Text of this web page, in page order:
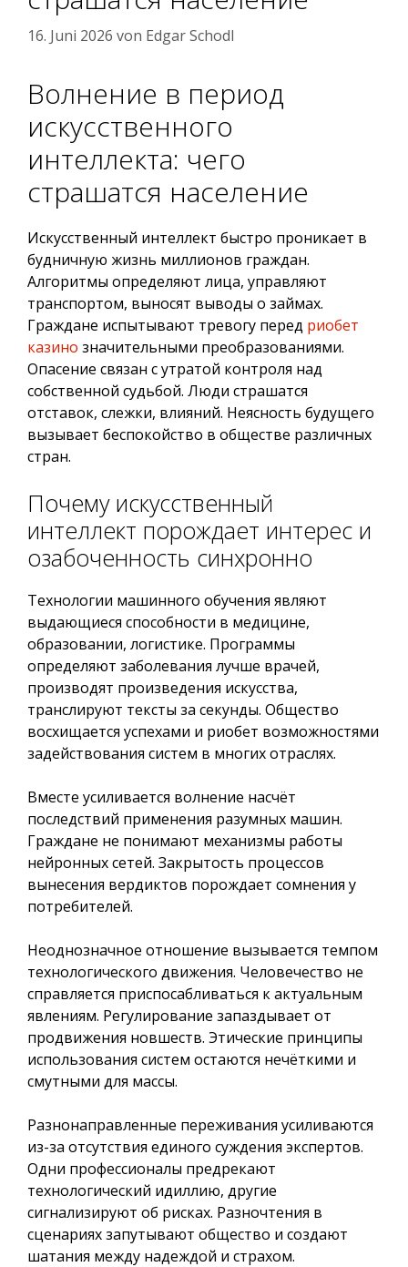
16. Juni 2026 von Edgar Schodl
Волнение в период
искусственного
интеллекта: чего
страшатся население
Искусственный интеллект быстро проникает в
будничную жизнь миллионов граждан.
Алгоритмы определяют лица, управляют
транспортом, выносят выводы о займах.
Граждане испытывают тревогу перед риобет
казино значительными преобразованиями.
Опасение связан с утратой контроля над
собственной судьбой. Люди страшатся
отставок, слежки, влияний. Неясность будущего
вызывает беспокойство в обществе различных
стран.
Почему искусственный
интеллект порождает интерес и
озабоченность синхронно
Технологии машинного обучения являют
выдающиеся способности в медицине,
образовании, логистике. Программы
определяют заболевания лучше врачей,
производят произведения искусства,
транслируют тексты за секунды. Общество
восхищается успехами и риобет возможностями
задействования систем в многих отраслях.
Вместе усиливается волнение насчёт
последствий применения разумных машин.
Граждане не понимают механизмы работы
нейронных сетей. Закрытость процессов
вынесения вердиктов порождает сомнения у
потребителей.
Неоднозначное отношение вызывается темпом
технологического движения. Человечество не
справляется приспосабливаться к актуальным
явлениям. Регулирование запаздывает от
продвижения новшеств. Этические принципы
использования систем остаются нечёткими и
смутными для массы.
Разнонаправленные переживания усиливаются
из-за отсутствия единого суждения экспертов.
Одни профессионалы предрекают
технологический идиллию, другие
сигнализируют об рисках. Разночтения в
сценариях запутывают общество и создают
шатания между надеждой и страхом.